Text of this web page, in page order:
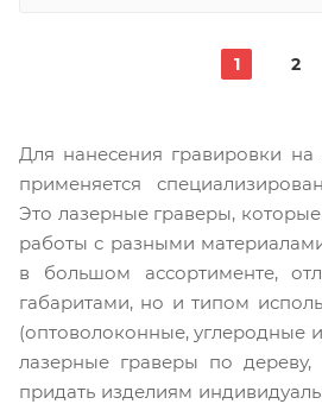
1 2
Для нанесения гравировки
применяется
Это лазерные граверы,
работы с разными
в большом ассортименте,
габаритами, но и типом
(оптоволоконные, углеродные
лазерные граверы по дереву,
придать изделиям